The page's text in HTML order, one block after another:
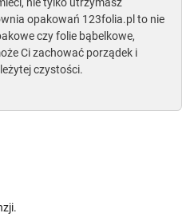
opakowań 123folia.pl to nie
czy folie bąbelkowe,
Ci zachować porządek i
czystości.